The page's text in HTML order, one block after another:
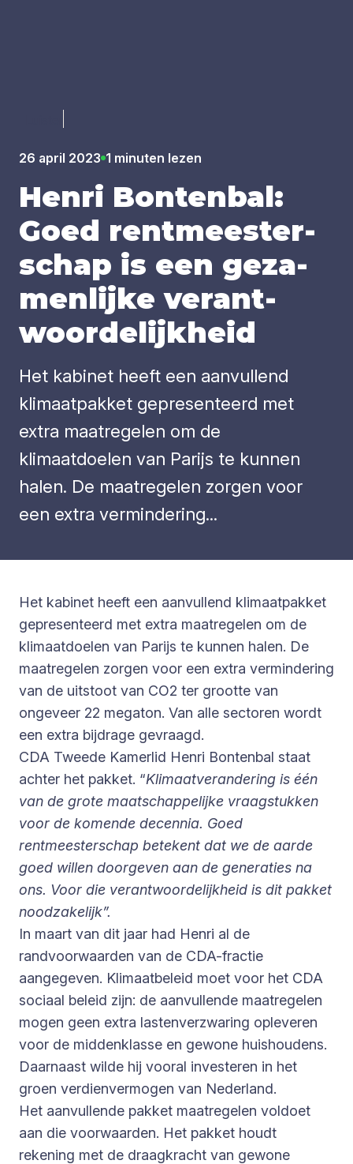
26 april 2023 1 minuten lezen
Hen­ri Bon­ten­bal:
Goed rent­mees­ter­
schap is een geza­
men­lij­ke ver­ant­
woor­de­lijk­heid
Het kabinet heeft een aanvullend
klimaatpakket gepresenteerd met
extra maatregelen om de
klimaatdoelen van Parijs te kunnen
halen. De maatregelen zorgen voor
een extra vermindering...
Het kabinet heeft een aanvullend klimaatpakket
gepresenteerd met extra maatregelen om de
klimaatdoelen van Parijs te kunnen halen. De
maatregelen zorgen voor een extra vermindering
van de uitstoot van CO2 ter grootte van
ongeveer 22 megaton. Van alle sectoren wordt
een extra bijdrage gevraagd.
CDA Tweede Kamerlid Henri Bontenbal staat
achter het pakket. “Klimaatverandering is één
van de grote maatschappelijke vraagstukken
voor de komende decennia. Goed
rentmeesterschap betekent dat we de aarde
goed willen doorgeven aan de generaties na
ons. Voor die verantwoordelijkheid is dit pakket
noodzakelijk”.
In maart van dit jaar had Henri al de
randvoorwaarden van de CDA-fractie
aangegeven. Klimaatbeleid moet voor het CDA
sociaal beleid zijn: de aanvullende maatregelen
mogen geen extra lastenverzwaring opleveren
voor de middenklasse en gewone huishoudens.
Daarnaast wilde hij vooral investeren in het
groen verdienvermogen van Nederland.
Het aanvullende pakket maatregelen voldoet
aan die voorwaarden. Het pakket houdt
rekening met de draagkracht van gewone